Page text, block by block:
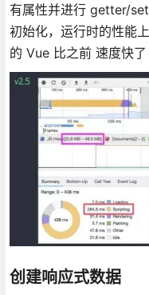
有属性并进行 getter/
初始化，运行时的性能
的 Vue 比之前 速度快了
创建响应式数据